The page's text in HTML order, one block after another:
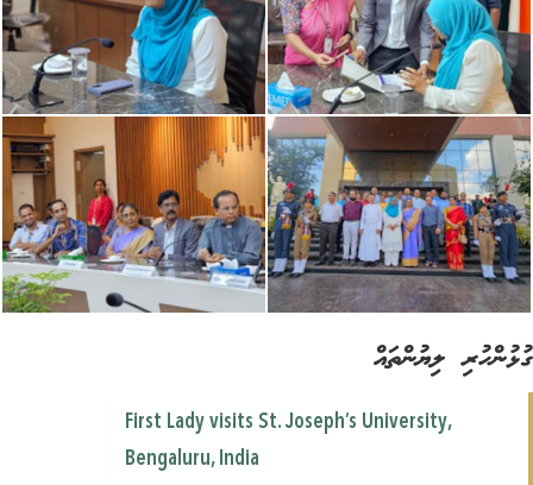
ލިޔުންތައް
First Lady visits St. Joseph’s University,
Bengaluru, India